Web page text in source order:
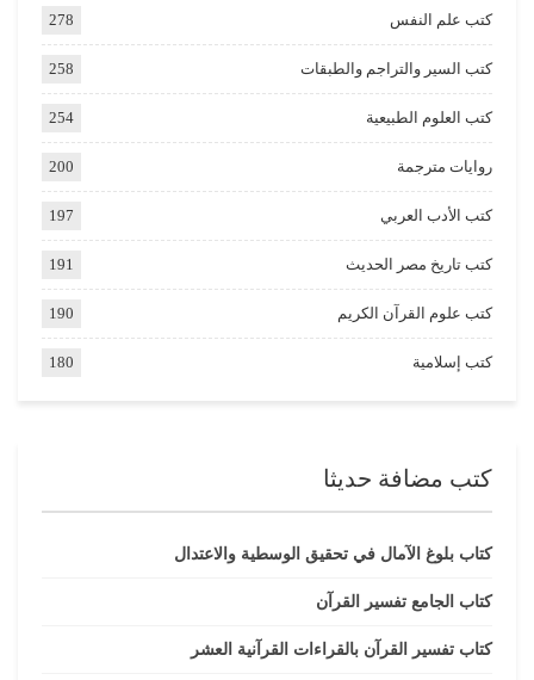
كتب علم النفس 278
كتب السير والتراجم والطبقات 258
كتب العلوم الطبيعية 254
روايات مترجمة 200
كتب الأدب العربي 197
كتب تاريخ مصر الحديث 191
كتب علوم القرآن الكريم 190
كتب إسلامية 180
كتب مضافة حديثا
كتاب بلوغ الآمال في تحقيق الوسطية والاعتدال
كتاب الجامع تفسير القرآن
كتاب تفسير القرآن بالقراءات القرآنية العشر